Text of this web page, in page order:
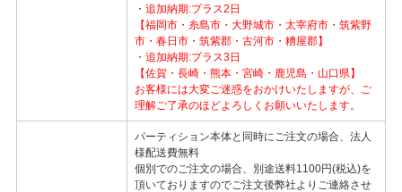
・追加納期:プラス2日
【福岡市・糸島市・大野城市・太宰府市・筑紫野
市・春日市・筑紫郡・古河市・糟屋郡】
・追加納期:プラス3日
【佐賀・長崎・熊本・宮崎・鹿児島・山口県】
お客様には大変ご迷惑をおかけいたしますが、ご
理解ご了承のほどよろしくお願いいたします。
パーティション本体と同時にご注文の場合、法人
様配送費無料
個別でのご注文の場合、別途送料1100円(税込)を
頂いておりますのでご注文後弊社よりご連絡させ